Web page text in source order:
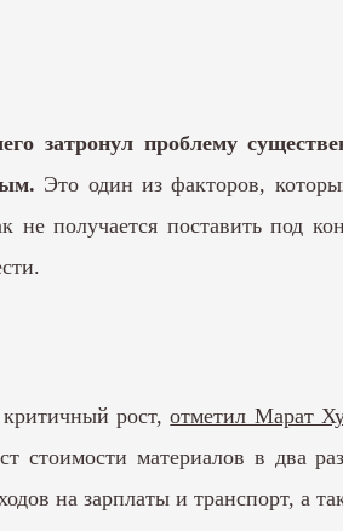
проблему
Это один из факторов,
получается поставить под
критичный рост,отметил Марат
материалов в два
на зарплаты и транспорт, а